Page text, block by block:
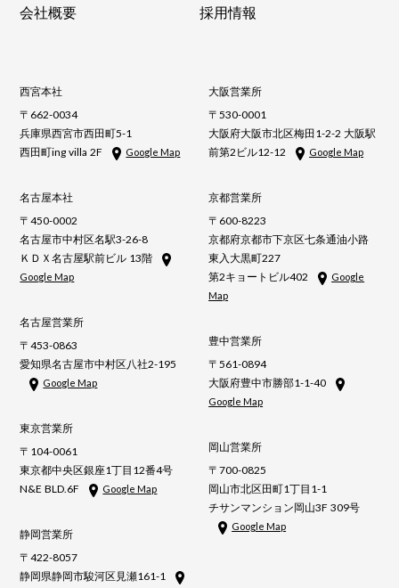
会社概要
採用情報
西宮本社
〒662-0034
兵庫県西宮市西田町5-1
西田町ing villa 2F
Google Map
名古屋本社
〒450-0002
名古屋市中村区名駅3-26-8
ＫＤＸ名古屋駅前ビル 13階
Google Map
名古屋営業所
〒453-0863
愛知県名古屋市中村区八社2-195
Google Map
東京営業所
〒104-0061
東京都中央区銀座1丁目12番4号
N&E BLD.6F
Google Map
静岡営業所
〒422-8057
静岡県静岡市駿河区見瀬161-1
大阪営業所
〒530-0001
大阪府大阪市北区梅田1-2-2 大阪駅
前第2ビル12-12
Google Map
京都営業所
〒600-8223
京都府京都市下京区七条通油小路
東入大黒町227
第2キョートビル402
Google
Map
豊中営業所
〒561-0894
大阪府豊中市勝部1-1-40
Google Map
岡山営業所
〒700-0825
岡山市北区田町1丁目1-1
チサンマンション岡山3F 309号
Google Map